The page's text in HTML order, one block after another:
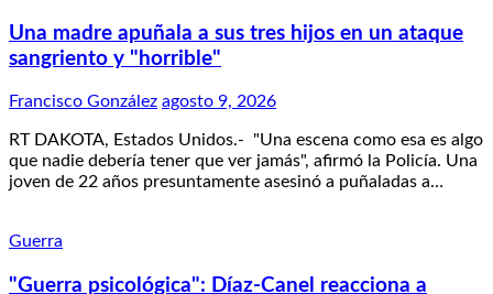
Una madre apuñala a sus tres hijos en un ataque
sangriento y "horrible"
Francisco González agosto 9, 2026
RT DAKOTA, Estados Unidos.- "Una escena como esa es algo
que nadie debería tener que ver jamás", afirmó la Policía. Una
joven de 22 años presuntamente asesinó a puñaladas a…
Guerra
"Guerra psicológica": Díaz-Canel reacciona a